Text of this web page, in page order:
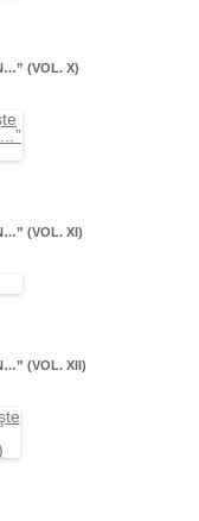
(VOL. X)
(VOL. XI)
(VOL. XII)